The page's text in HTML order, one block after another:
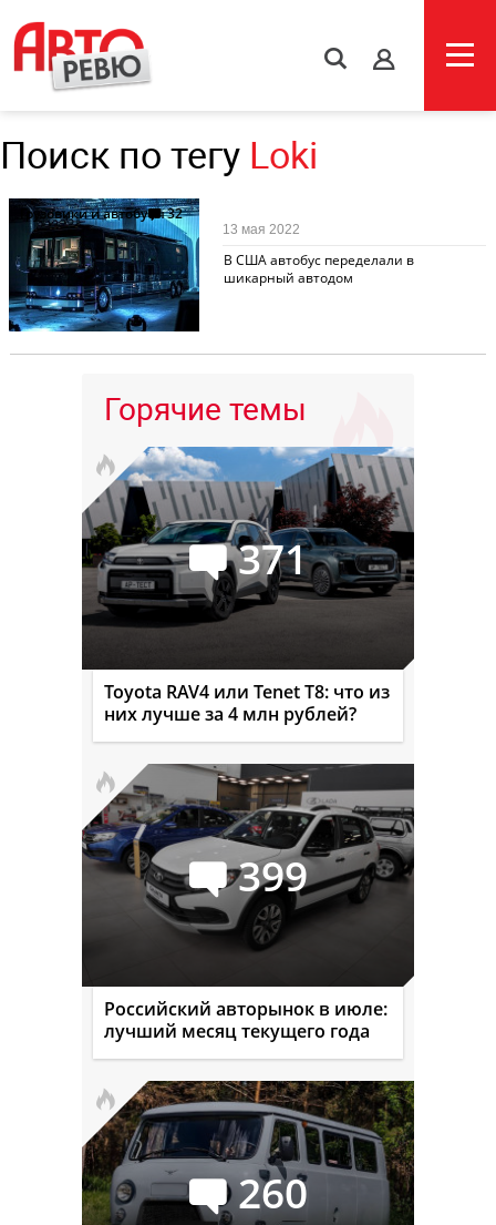
s
Поиск по тегу Loki
Грузовики и автобусы32
В США автобус переделали в
шикарный автодом
13 мая 2022
Горячие темы
371
Toyota RAV4 или Tenet T8: что из
них лучше за 4 млн рублей?
399
Российский авторынок в июле:
лучший месяц текущего года
260